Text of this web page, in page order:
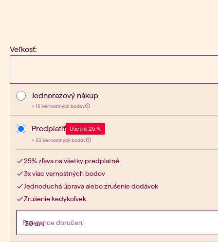
Veľkosť:
Typ nákupu
Jednorazový nákup
Získaj:
+15
15 Vernostných bodov
Predplatiť Ušetriť 25 %
Získaj:
+33
33 Vernostných bodov
25% zľava na všetky predplatné
3x viac vernostných bodov
Jednoduchá úprava alebo zrušenie dodávok
Zrušenie kedykoľvek
Frekvence doručení